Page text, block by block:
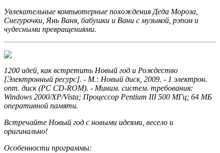
Увлекательные компьютерные похождения Деда Мороза,
Снегурочки, Янь Ваня, бабушки и Вани с музыкой, рэпом и
чудесными превращениями.
1200 идей, как встретить Новый год и Рождество
[Электронный ресурс]. - М.: Новый диск, 2009. - 1 электрон.
опт. диск (PC CD-ROM). - Миним. систем. требования:
Windows 2000/XP/Vista; Процессор Pentium III 500 МГц; 64 МБ
оперативной памяти.
Встречайте Новый год с новыми идеями, весело и
оригинально!
Особенности программы: